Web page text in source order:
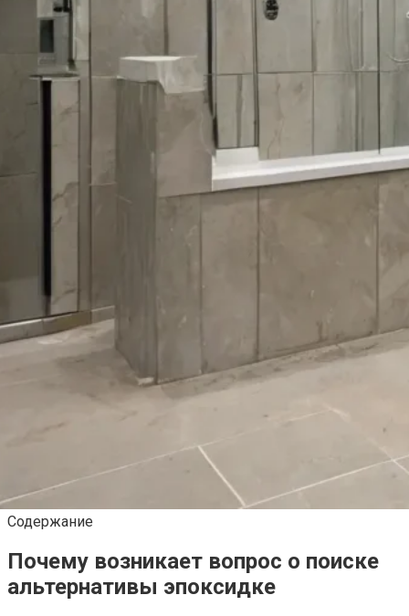
Содержание
Почему возникает вопрос о поиске
альтернативы эпоксидке